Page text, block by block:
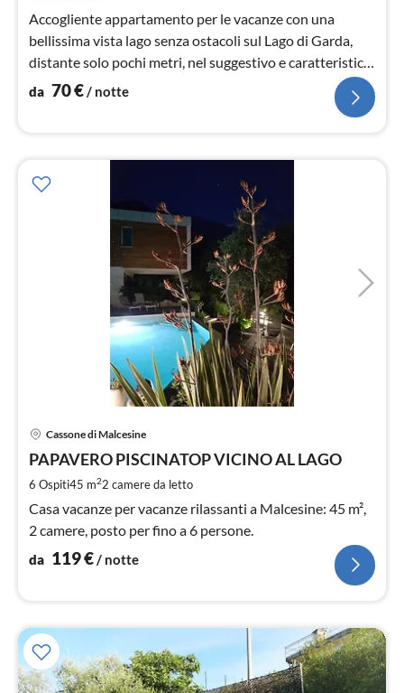
Accogliente appartamento per le vacanze con una
bellissima vista lago senza ostacoli sul Lago di Garda,
distante solo pochi metri, nel suggestivo e caratteristico
Cassone.
da 70€/ notte
Cassone di Malcesine
PAPAVERO PISCINATOP VICINO AL LAGO
6 Ospiti45 m22 camere da letto
Casa vacanze per vacanze rilassanti a Malcesine: 45 m²,
2 camere, posto per fino a 6 persone.
da 119€ / notte